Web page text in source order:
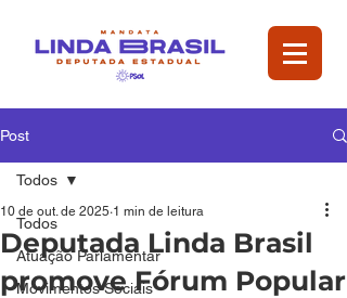
Post
Todos
Atuação Parlamentar
Movimentos Sociais
Todos
Deputada Linda Brasil
promove Fórum Popular
10 de out. de 2025 1 min de leitura